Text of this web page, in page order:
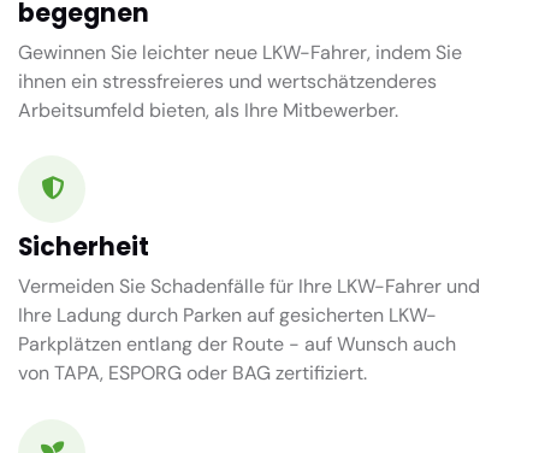
begegnen
Gewinnen Sie leichter neue LKW-Fahrer, indem Sie
ihnen ein stressfreieres und wertschätzenderes
Arbeitsumfeld bieten, als Ihre Mitbewerber.
Sicherheit
Vermeiden Sie Schadenfälle für Ihre LKW-Fahrer und
Ihre Ladung durch Parken auf gesicherten LKW-
Parkplätzen entlang der Route - auf Wunsch auch
von TAPA, ESPORG oder BAG zertifiziert.